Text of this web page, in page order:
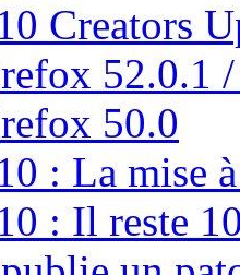
Creators
52.0.1
50.0
: La mise
: Il reste